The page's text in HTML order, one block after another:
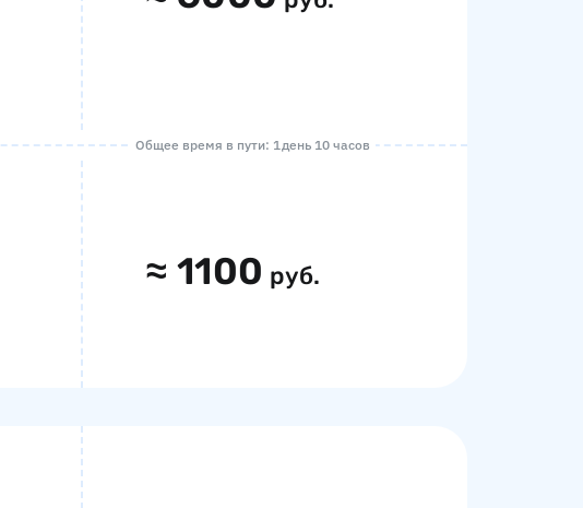
Общее время в пути: 1 день 10 часов
≈1100 руб.